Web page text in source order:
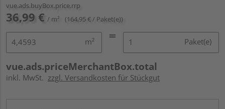
vue.ads.buyBox.price.rrp
36,99 € / m² (164,95 € / Paket(e))
m² Paket(e)
vue.ads.priceMerchantBox.total
inkl. MwSt. zzgl. Versandkosten für Stückgut